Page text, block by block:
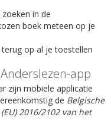
in de
boek meteen op je
op al je toestellen
app
zijn mobiele applicatie
de Belgische
2016/2102 van het